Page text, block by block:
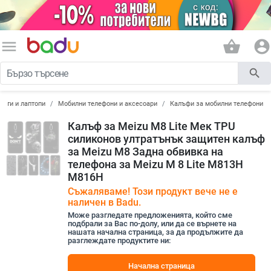
menu shopping_basket account_circle
search
и лаптопи Мобилни телефони и аксесоари Калъфи за мобилни телефони
Калъф за Meizu M8 Lite Мек TPU
силиконов ултратънък защитен калъф
за Meizu M8 Задна обвивка на
телефона за Meizu M 8 Lite M813H
M816H
Съжаляваме! Този продукт вече не е
наличен в Badu.
Може разгледате предложенията, който сме
подбрали за Вас по-долу, или да се върнете на
нашата начална страница, за да продължите да
разглеждате продуктите ни:
Начална страница